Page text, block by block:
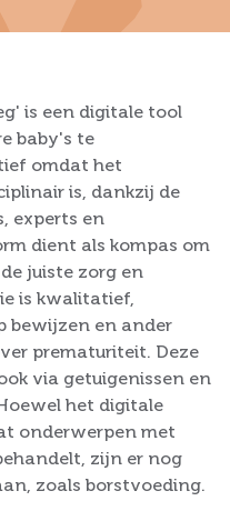
is een digitale tool
baby's te
omdat het
is, dankzij de
experts en
dient als kompas om
juiste zorg en
is kwalitatief,
bewijzen en ander
prematuriteit. Deze
via getuigenissen en
het digitale
onderwerpen met
zijn er nog
zoals borstvoeding.